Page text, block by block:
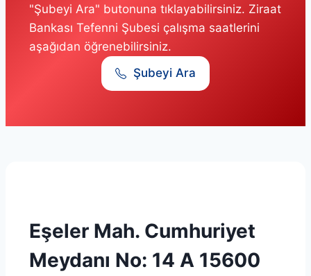
"Şubeyi Ara" butonuna tıklayabilirsiniz. Ziraat
Bankası Tefenni Şubesi çalışma saatlerini
aşağıdan öğrenebilirsiniz.
Şubeyi Ara
Eşeler Mah. Cumhuriyet
Meydanı No: 14 A 15600